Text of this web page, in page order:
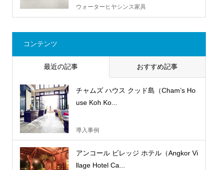
ウォーターヒヤシンス家具
コンテンツ
最近の記事 おすすめ記事
チャムズ ハウス クッド島（Cham’s Ho
use Koh Ko...
導入事例
アンコール ビレッジ ホテル（Angkor Vi
llage Hotel Ca...